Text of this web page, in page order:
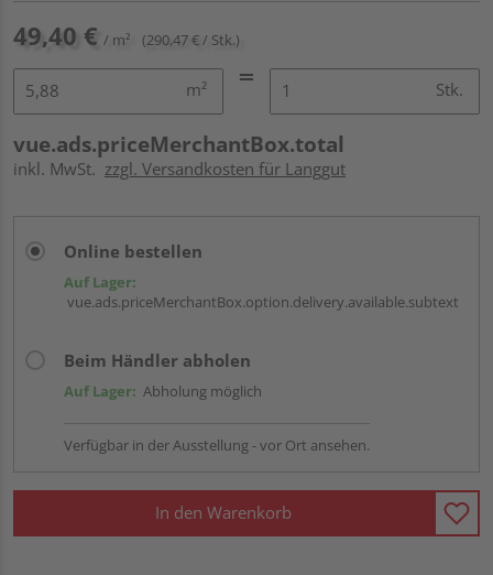
49,40 € / m² (290,47 € / Stk.)
m² Stk.
vue.ads.priceMerchantBox.total
inkl. MwSt. zzgl. Versandkosten für Langgut
Online bestellen
Auf Lager:
vue.ads.priceMerchantBox.option.delivery.available.subtext
Beim Händler abholen
Auf Lager: Abholung möglich
Verfügbar in der Ausstellung - vor Ort ansehen.
In den Warenkorb